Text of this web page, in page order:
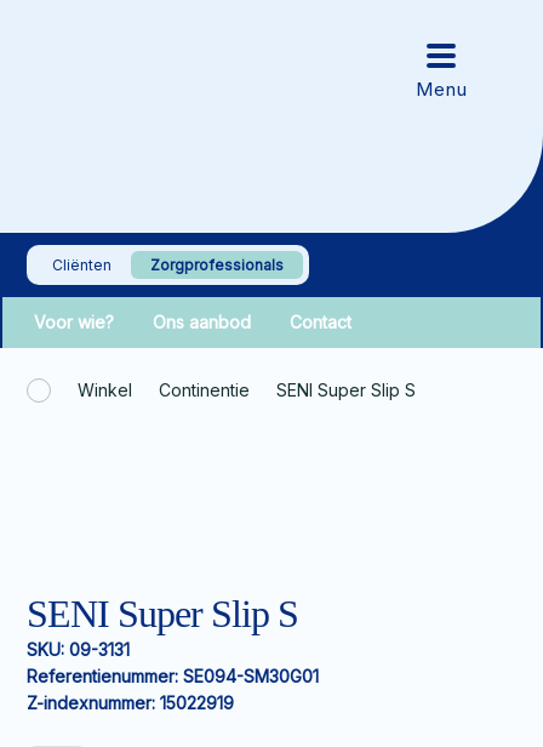
Cliënten Zorgprofessionals
Voor wie? Ons aanbod Contact
Winkel Continentie SENI Super Slip S
SENI Super Slip S
SKU: 09-3131
Referentienummer: SE094-SM30G01
Z-indexnummer: 15022919